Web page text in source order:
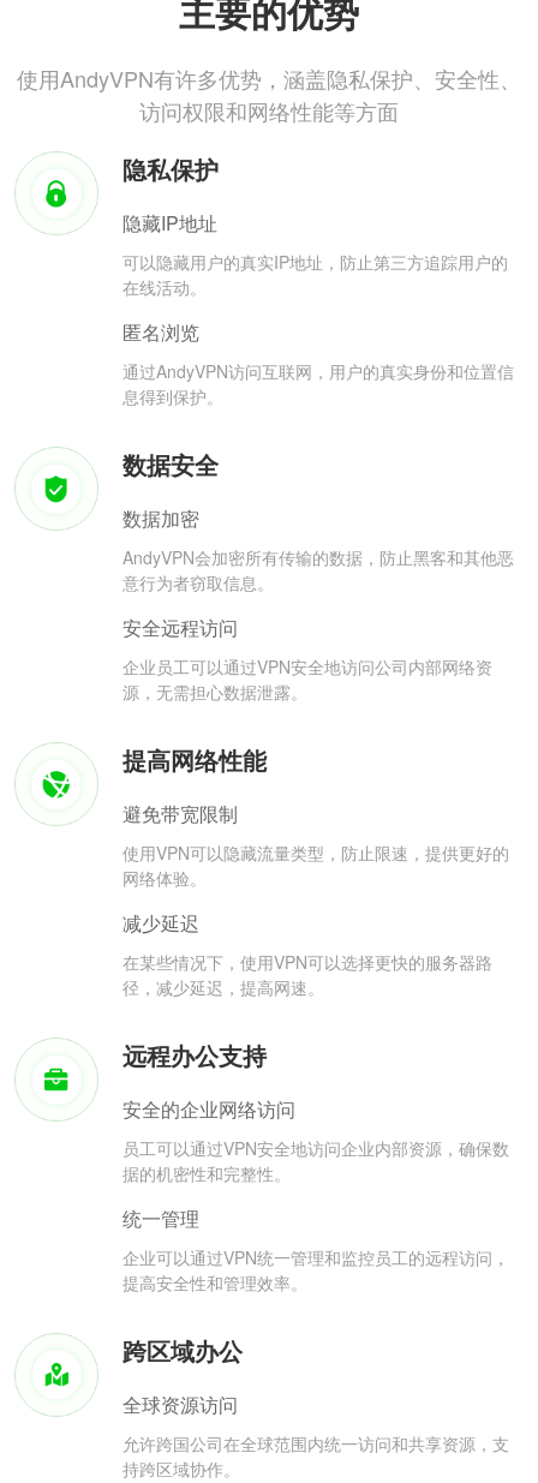
主要的优势
使用AndyVPN有许多优势，涵盖隐私保护、安全性、
访问权限和网络性能等方面
隐私保护
隐藏IP地址
可以隐藏用户的真实IP地址，防止第三方追踪用户的
在线活动。
匿名浏览
通过AndyVPN访问互联网，用户的真实身份和位置信
息得到保护。
数据安全
数据加密
AndyVPN会加密所有传输的数据，防止黑客和其他恶
意行为者窃取信息。
安全远程访问
企业员工可以通过VPN安全地访问公司内部网络资
源，无需担心数据泄露。
提高网络性能
避免带宽限制
使用VPN可以隐藏流量类型，防止限速，提供更好的
网络体验。
减少延迟
在某些情况下，使用VPN可以选择更快的服务器路
径，减少延迟，提高网速。
远程办公支持
安全的企业网络访问
员工可以通过VPN安全地访问企业内部资源，确保数
据的机密性和完整性。
统一管理
企业可以通过VPN统一管理和监控员工的远程访问，
提高安全性和管理效率。
跨区域办公
全球资源访问
允许跨国公司在全球范围内统一访问和共享资源，支
持跨区域协作。